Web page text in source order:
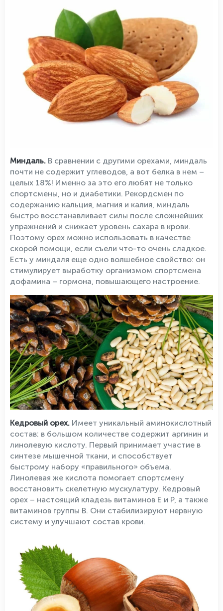
Миндаль. В сравнении с другими орехами, миндаль
почти не содержит углеводов, а вот белка в нем –
целых 18%! Именно за это его любят не только
спортсмены, но и диабетики. Рекордсмен по
содержанию кальция, магния и калия, миндаль
быстро восстанавливает силы после сложнейших
упражнений и снижает уровень сахара в крови.
Поэтому орех можно использовать в качестве
скорой помощи, если съели что-то очень сладкое.
Есть у миндаля еще одно волшебное свойство: он
стимулирует выработку организмом спортсмена
дофамина – гормона, повышающего настроение.
Кедровый орех. Имеет уникальный аминокислотный
состав: в большом количестве содержит аргинин и
линолевую кислоту. Первый принимает участие в
синтезе мышечной ткани, и способствует
быстрому набору «правильного» объема.
Линолевая же кислота помогает спортсмену
восстановить скелетную мускулатуру. Кедровый
орех – настоящий кладезь витаминов Е и Р, а также
витаминов группы В. Они стабилизируют нервную
систему и улучшают состав крови.